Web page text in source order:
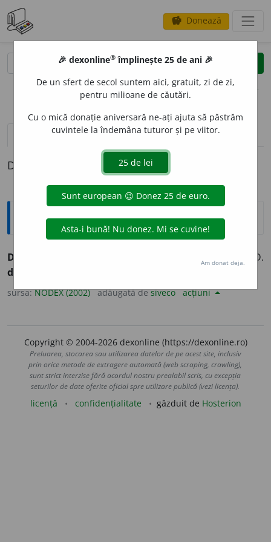
savings Donează
clear
opțiuni
definiții (1) pronunțievolume_up (22)
Definiția cu ID-ul 333002:
Explicative DEX
DURIT
G.-D.
durității
sursa:NODEX (2002) adăugată desiveco acțiuni
Copyright © 2004-2026 dexonline (https://dexonline.ro)
Preluarea, stocarea sau utilizarea datelor de pe acest site, inclusiv
prin orice metode de extragere automată (web scraping, crawling),
sunt strict interzise fără acordul nostru prealabil scris, cu excepția
seturilor de date oferite oficial spre utilizare publică (vezi licența).
licență confidențialitate găzduit de Hosterion
🎉 dexonline® împlinește 25 de ani 🎉
De un sfert de secol suntem aici, gratuit, zi de zi,
pentru milioane de căutări.
Cu o mică donație aniversară ne-ați ajuta să păstrăm
cuvintele la îndemâna tuturor și pe viitor.
Am donat deja.